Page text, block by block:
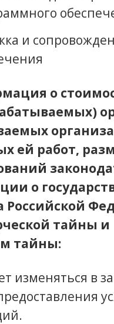
и
о
ей работ,
о
Российской
тайны и
тайны:
изменяться в